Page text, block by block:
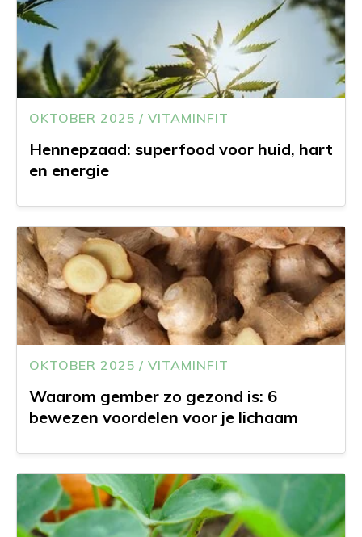
OKTOBER 2025 / VITAMINFIT
Hennepzaad: superfood voor huid, hart
en energie
OKTOBER 2025 / VITAMINFIT
Waarom gember zo gezond is: 6
bewezen voordelen voor je lichaam